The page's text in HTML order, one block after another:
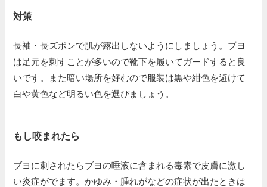
対策
長袖・長ズボンで肌が露出しないようにしましょう。ブヨ
は足元を刺すことが多いので靴下を履いてガードすると良
いです。また暗い場所を好むので服装は黒や紺色を避けて
白や黄色など明るい色を選びましょう。
もし咬まれたら
ブヨに刺されたらブヨの唾液に含まれる毒素で皮膚に激し
い炎症がでます。かゆみ・腫れがなどの症状が出たときは